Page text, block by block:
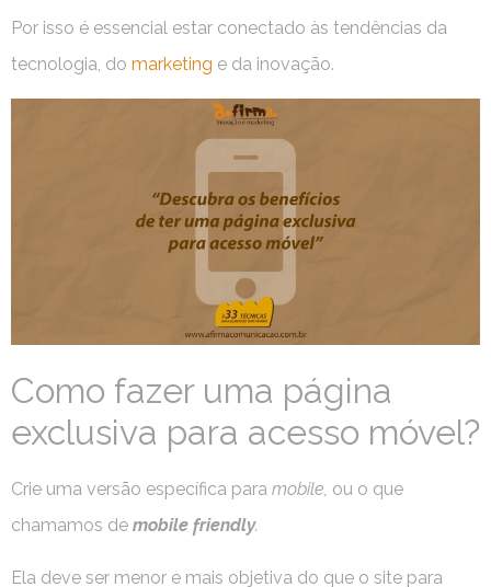
Por isso é essencial estar conectado às tendências da
tecnologia, do marketing e da inovação.
Como fazer uma página
exclusiva para acesso móvel?
Crie uma versão específica para mobile, ou o que
chamamos de mobile friendly.
Ela deve ser menor e mais objetiva do que o site para